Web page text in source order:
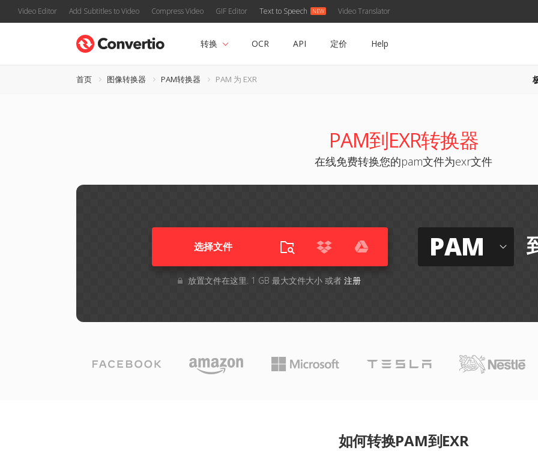
Video Editor Add Subtitles to Video Compress Video GIF Editor Text to Speech Video Translator
转换 OCR API 定价 Help
首页 图像转换器 PAM转换器 PAM 为 EXR
PAM到EXR转换器
在线免费转换您的pam文件为exr文件
选择文件
放置文件在这里. 1 GB 最大文件大小 或者 注册
PAM
如何转换PAM到EXR